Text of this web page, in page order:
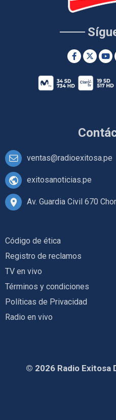
ventas@radioexitosa.pe
exitosanoticias.pe
Av. Guardia Civil 670
Código de ética
Registro de reclamos
TV en vivo
Términos y condiciones
Políticas de Privacidad
Radio en vivo
© 2026 Radio Exitosa